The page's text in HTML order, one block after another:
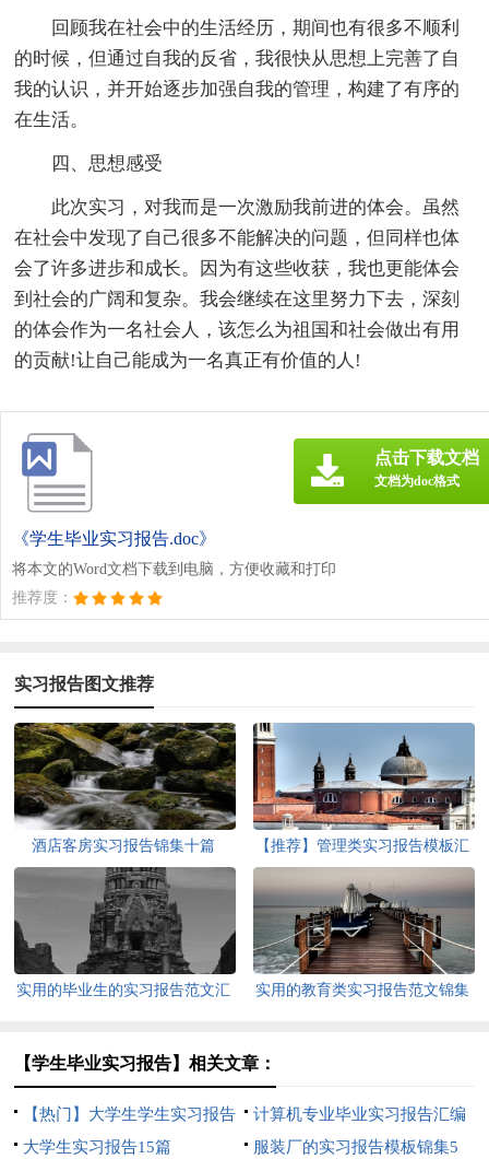
回顾我在社会中的生活经历，期间也有很多不顺利
的时候，但通过自我的反省，我很快从思想上完善了自
我的认识，并开始逐步加强自我的管理，构建了有序的
在生活。
四、思想感受
此次实习，对我而是一次激励我前进的体会。虽然
在社会中发现了自己很多不能解决的问题，但同样也体
会了许多进步和成长。因为有这些收获，我也更能体会
到社会的广阔和复杂。我会继续在这里努力下去，深刻
的体会作为一名社会人，该怎么为祖国和社会做出有用
的贡献!让自己能成为一名真正有价值的人!
《学生毕业实习报告.doc》
将本文的Word文档下载到电脑，方便收藏和打印
推荐度：
点击下载文档
文档为doc格式
实习报告图文推荐
酒店客房实习报告锦集十篇
【推荐】管理类实习报告模板汇
编五篇
实用的毕业生的实习报告范文汇
实用的教育类实习报告范文锦集
【学生毕业实习报告】相关文章：
【热门】大学生学生实习报告
范文集合七篇
计算机专业毕业实习报告汇编
5篇
大学生实习报告15篇 服装厂的实习报告模板锦集5